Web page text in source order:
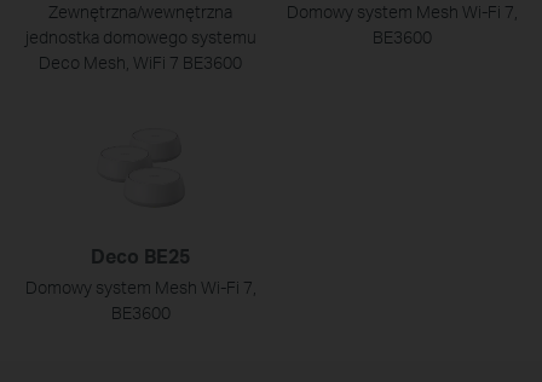
Zewnętrzna/wewnętrzna
jednostka domowego systemu
Deco Mesh, WiFi 7 BE3600
Domowy system Mesh Wi‑Fi 7,
BE3600
Deco BE25
Domowy system Mesh Wi‑Fi 7,
BE3600